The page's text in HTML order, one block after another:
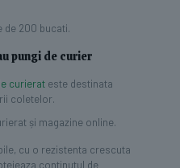
de 200 bucati.
pungi de curier
curierat este destinata
coletelor.
și magazine online.
cu o rezistenta crescuta
continutul de